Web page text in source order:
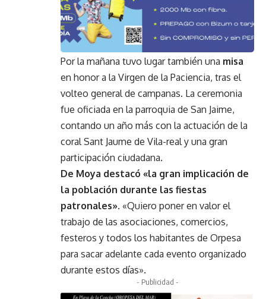
Por la mañana tuvo lugar también una misa
en honor a la Virgen de la Paciencia, tras el
volteo general de campanas. La ceremonia
fue oficiada en la parroquia de San Jaime,
contando un año más con la actuación de la
coral Sant Jaume de Vila-real y una gran
participación ciudadana.
De Moya destacó «la gran implicación de
la población durante las fiestas
patronales». «Quiero poner en valor el
trabajo de las asociaciones, comercios,
festeros y todos los habitantes de Orpesa
para sacar adelante cada evento organizado
durante estos días».
- Publicidad -